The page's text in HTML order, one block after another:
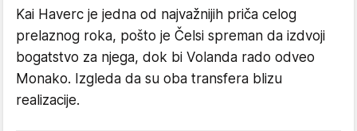
Kai Haverc je jedna od najvažnijih priča celog
prelaznog roka, pošto je Čelsi spreman da izdvoji
bogatstvo za njega, dok bi Volanda rado odveo
Monako. Izgleda da su oba transfera blizu
realizacije.